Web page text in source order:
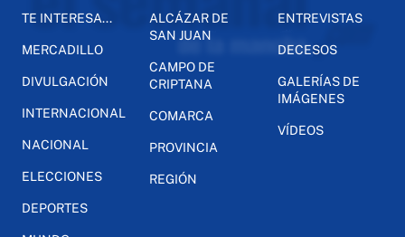
TE INTERESA...
MERCADILLO
DIVULGACIÓN
INTERNACIONAL
NACIONAL
ELECCIONES
DEPORTES
ALCÁZAR DE
SAN JUAN
CAMPO DE
CRIPTANA
COMARCA
PROVINCIA
REGIÓN
ENTREVISTAS
DECESOS
GALERÍAS DE
IMÁGENES
VÍDEOS